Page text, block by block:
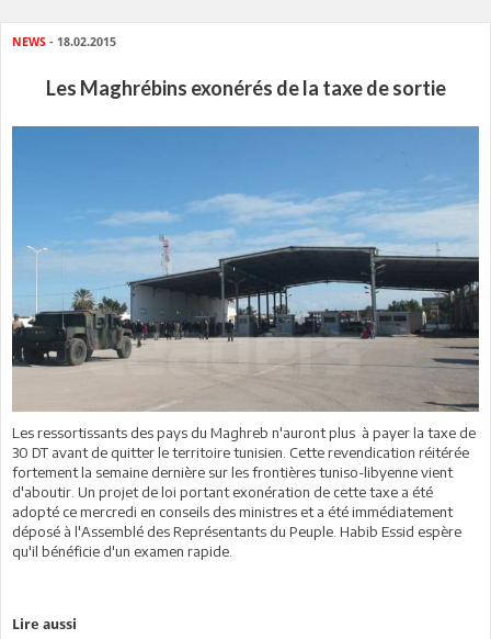
NEWS - 18.02.2015
Les Maghrébins exonérés de la taxe de sortie
Les ressortissants des pays du Maghreb n'auront plus à payer la taxe de
30 DT avant de quitter le territoire tunisien. Cette revendication réitérée
fortement la semaine dernière sur les frontières tuniso-libyenne vient
d'aboutir. Un projet de loi portant exonération de cette taxe a été
adopté ce mercredi en conseils des ministres et a étéimmédiatement
déposé à l'Assemblé des Représentants du Peuple. Habib Essid espère
qu'il bénéficie d'un examen rapide.
Lire aussi